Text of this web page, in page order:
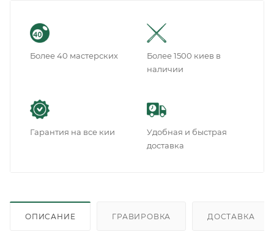
Более 40 мастерских
Более 1500 киев в
наличии
Гарантия на все кии
Удобная и быстрая
доставка
ОПИСАНИЕ ГРАВИРОВКА ДОСТАВКА